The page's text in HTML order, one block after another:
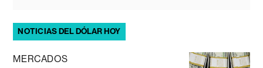
NOTICIAS DEL DÓLAR HOY
MERCADOS